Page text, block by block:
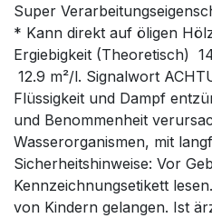
Super
* Kann direkt auf öligen
Ergiebigkeit (Theoretisch)
12.9 m²/l. Signalwort
Flüssigkeit und Dampf
und Benommenheit
Wasserorganismen, mit
Sicherheitshinweise: Vor
Kennzeichnungsetikett
von Kindern gelangen. Ist